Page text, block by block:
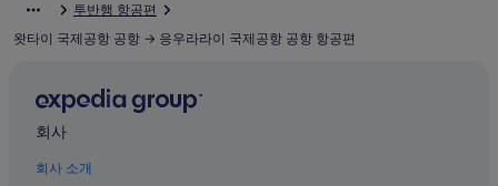
투반의 게스트하우스
투반의 4성급 호텔
투반 호텔
투반행 항공편
왓타이 국제공항 공항 → 응우라라이 국제공항 공항 항공편
회사
회사 소개